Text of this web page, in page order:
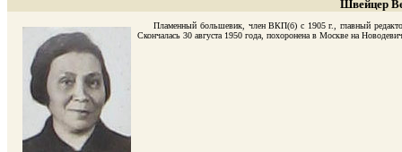
Швейцер
Пламенный большевик, член ВКП(б) с 1905 г., главный
Скончалась 30 августа 1950 года, похоронена в Москве на